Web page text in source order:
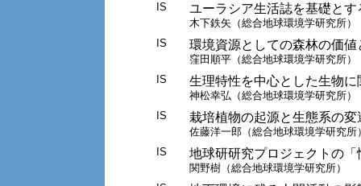
IS
ユーラシア生活誌を基礎と
木下鉄矢（総合地球環境学研究所）
IS
環境資源としての森林の価値
窪田順平（総合地球環境学研究所）
IS
生理特性を中心とした生物
神松幸弘（総合地球環境学研究所）
IS
栽培植物の起源と生態系の変
佐藤洋一郎（総合地球環境学研究所
IS
地球研研究プロジェクトの
関野樹（総合地球環境学研究所）